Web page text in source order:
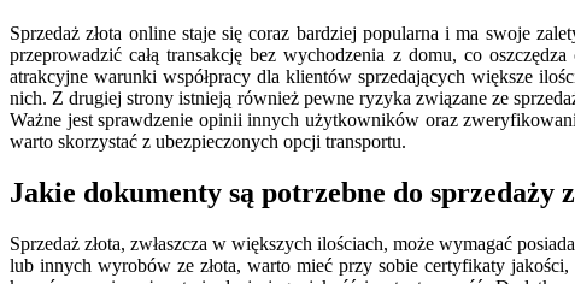
Sprzedaż złota online staje się coraz bardziej popularna i ma swoje
przeprowadzić całą transakcję bez wychodzenia z domu, co
atrakcyjne warunki współpracy dla klientów sprzedających większe
nich. Z drugiej strony istnieją również pewne ryzyka związane ze
Ważne jest sprawdzenie opinii innych użytkowników oraz
warto skorzystać z ubezpieczonych opcji transportu.
Jakie dokumenty są potrzebne do sprzedaży
Sprzedaż złota, zwłaszcza w większych ilościach, może wymagać
lub innych wyrobów ze złota, warto mieć przy sobie certyfikaty jakości,